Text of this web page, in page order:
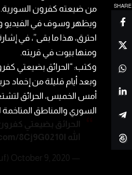
SHARE
من ضيعته كفرون السورية.
ويظهر وسوف في الفيديو وهو
احترق، هذا ما بقى”، في
ومنها بيوت في قريته.
وكتب: “الحرائق بضيعتي
وبعد أيام قليلة من إخماد
أمس الخميس، الحرائق
السوري والمناطق المتاخمة
الحرائق بضيعتي
الله 8Cj9G0210I
— Georges Wassouf (@wassouf)
October 9, 2020